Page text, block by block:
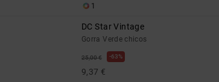
1
DC Star Vintage
Gorra Verde chicos
25,00 € 63%
9,37 €